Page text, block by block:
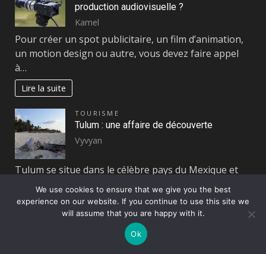
production audiovisuelle ?
Kamel
Pour créer un spot publicitaire, un film d’animation,
un motion design ou autre, vous devez faire appel
à…
Lire la suite
TOURISME
Tulum : une affaire de découverte
Vyvyan
Tulum se situe dans le célèbre pays du Mexique et
attire chaque année divers passionnés de sports
nautiques,…
Lire la suite
We use cookies to ensure that we give you the best
experience on our website. If you continue to use this site we
will assume that you are happy with it.
Ok